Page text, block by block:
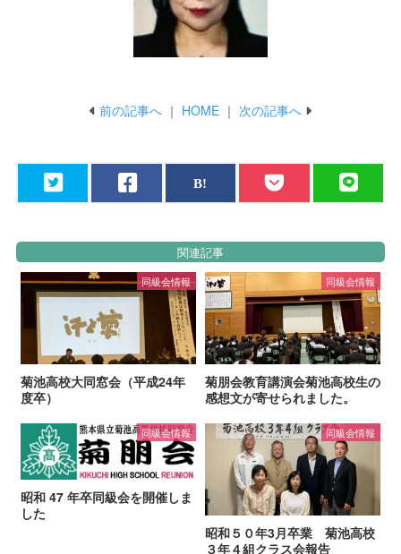
前の記事へ ｜ HOME ｜ 次の記事へ
関連記事
同級会情報
菊池高校大同窓会（平成24年
度卒）
同級会情報
菊朋会教育講演会菊池高校生の
感想文が寄せられました。
同級会情報
昭和 47 年卒同級会を開催しま
した
同級会情報
昭和５０年3月卒業 菊池高校
３年４組クラス会報告